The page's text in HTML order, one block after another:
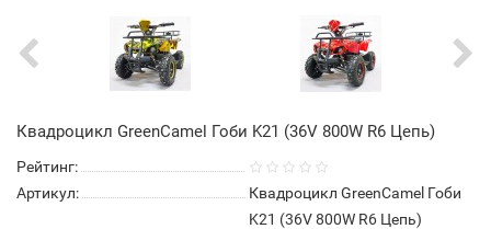
Квадроцикл GreenCamel Гоби K21 (36V 800W R6 Цепь)
Рейтинг:
Артикул:
Квадроцикл GreenCamel Гоби
K21 (36V 800W R6 Цепь)